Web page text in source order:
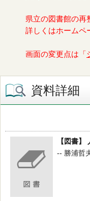
県立の図書館の再
詳しくはホームペ
画面の変更点は「
資料詳細
【図書
-- 勝浦哲